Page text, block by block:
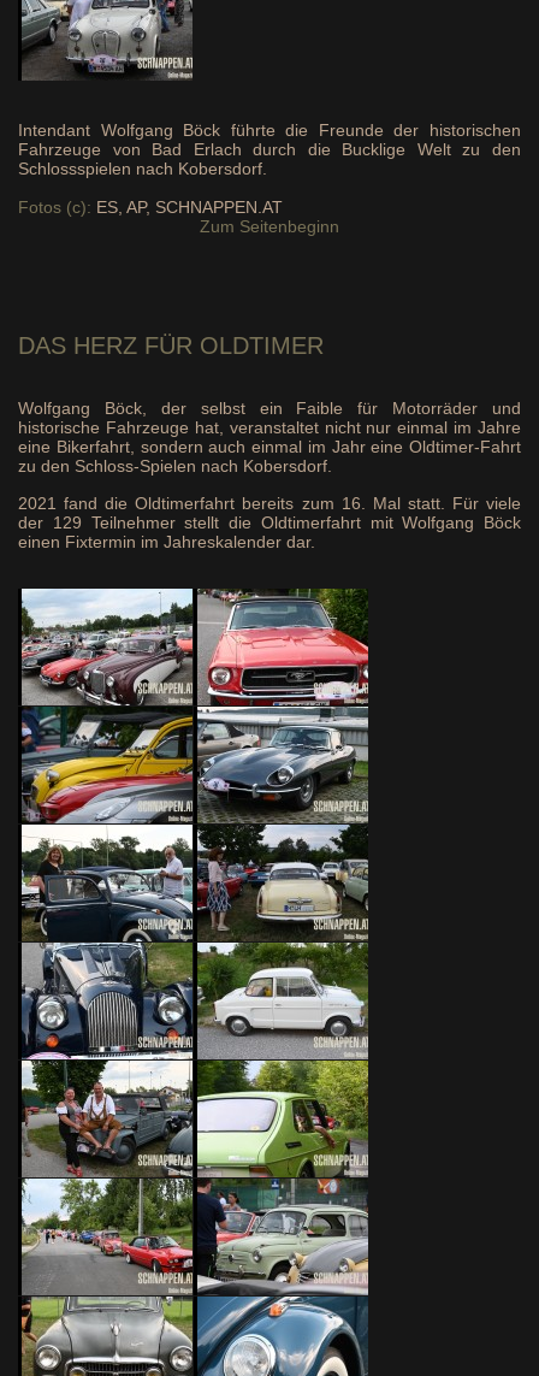
Intendant Wolfgang Böck führte die Freunde der historischen
Fahrzeuge von Bad Erlach durch die Bucklige Welt zu den
Schlossspielen nach Kobersdorf.
Fotos (c): ES, AP, SCHNAPPEN.AT
Zum Seitenbeginn
DAS HERZ FÜR OLDTIMER
Wolfgang Böck, der selbst ein Faible für Motorräder und
historische Fahrzeuge hat, veranstaltet nicht nur einmal im Jahre
eine Bikerfahrt, sondern auch einmal im Jahr eine Oldtimer-Fahrt
zu den Schloss-Spielen nach Kobersdorf.
2021 fand die Oldtimerfahrt bereits zum 16. Mal statt. Für viele
der 129 Teilnehmer stellt die Oldtimerfahrt mit Wolfgang Böck
einen Fixtermin im Jahreskalender dar.